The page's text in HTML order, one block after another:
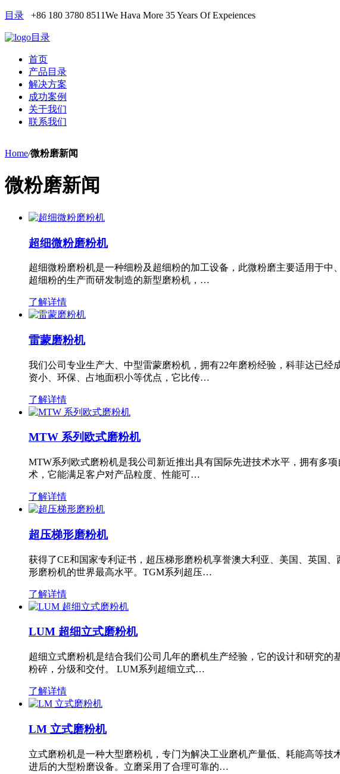
目录 +86 180 3780 8511We Hava More 35 Years Of Expeiences
目录
首页
产品目录
解决方案
成功案例
关于我们
联系我们
Home/微粉磨新闻
微粉磨新闻
超细微粉磨粉机
超细微粉磨粉机是一种细粉及超细粉的加工设备，此微粉磨主要适用于
超细粉的生产而研发制造的新型磨粉机，…
了解详情
雷蒙磨粉机
我们公司专业生产大、中型雷蒙磨粉机，拥有22年磨粉经验，科菲达已
资小、环保、占地面积小等优点，它比传…
了解详情
MTW 系列欧式磨粉机
MTW系列欧式磨粉机是我公司新近推出具有国际先进技术水平，拥有多
术，它能满足客户对产品粒度、性能可…
了解详情
超压梯形磨粉机
获得了CE和国家专利证书，超压梯形磨粉机享誉澳大利亚、美国、英国
形磨粉机的世界最高水平。TGM系列超压…
了解详情
LUM 超细立式磨粉机
超细立式磨粉机是结合我们公司几年的磨机生产经验，它的设计和研究
粉碎，分级和交付。 LUM系列超细立式…
了解详情
LM 立式磨粉机
立式磨粉机是一种大型磨粉机，专门为解决工业磨机产量低、耗能高等
进后的大型粉磨设备。立磨采用了合理可靠的…